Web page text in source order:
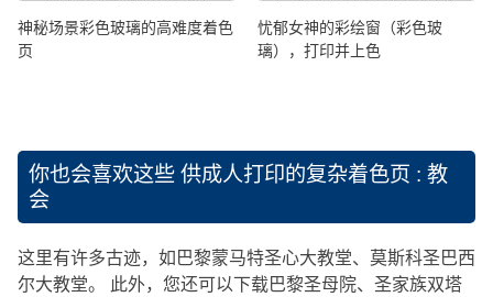
神秘场景彩色玻璃的高难度着色
页
忧郁女神的彩绘窗（彩色玻
璃），打印并上色
你也会喜欢这些 供成人打印的复杂着色页 : 教
会
这里有许多古迹，如巴黎蒙马特圣心大教堂、莫斯科圣巴西
尔大教堂。 此外，您还可以下载巴黎圣母院、圣家族双塔